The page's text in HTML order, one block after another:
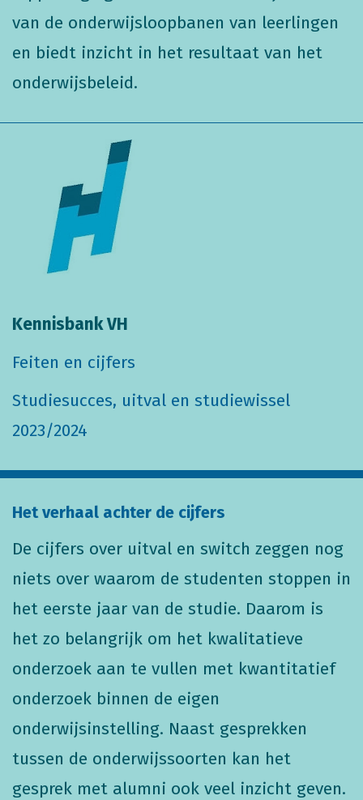
van de onderwijsloopbanen van leerlingen
en biedt inzicht in het resultaat van het
onderwijsbeleid.
Kennisbank VH
Feiten en cijfers
Studiesucces, uitval en studiewissel
2023/2024
Het verhaal achter de cijfers
De cijfers over uitval en switch zeggen nog
niets over waarom de studenten stoppen in
het eerste jaar van de studie. Daarom is
het zo belangrijk om het kwalitatieve
onderzoek aan te vullen met kwantitatief
onderzoek binnen de eigen
onderwijsinstelling. Naast gesprekken
tussen de onderwijssoorten kan het
gesprek met alumni ook veel inzicht geven.